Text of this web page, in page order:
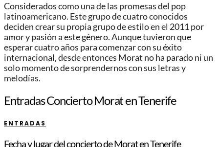
Considerados como una de las promesas del pop
latinoamericano. Este grupo de cuatro conocidos
deciden crear su propia grupo de estilo en el 2011 por
amor y pasión a este género. Aunque tuvieron que
esperar cuatro años para comenzar con su éxito
internacional, desde entonces Morat no ha parado ni un
solo momento de sorprendernos con sus letras y
melodías.
Entradas Concierto Morat en Tenerife
ENTRADAS
Fecha y lugar del concierto de Morat en Tenerife